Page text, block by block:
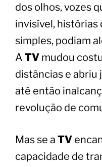
dos olhos, vozes
invisível, histórias
simples, podiam
A TV mudou
distâncias e abriu
até então
revolução de
Mas se a TV
capacidade de